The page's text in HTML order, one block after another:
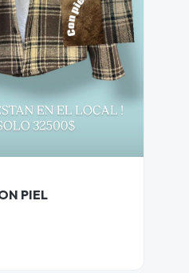
PIEL